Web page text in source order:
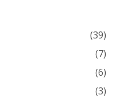
(39)
(7)
(6)
(3)